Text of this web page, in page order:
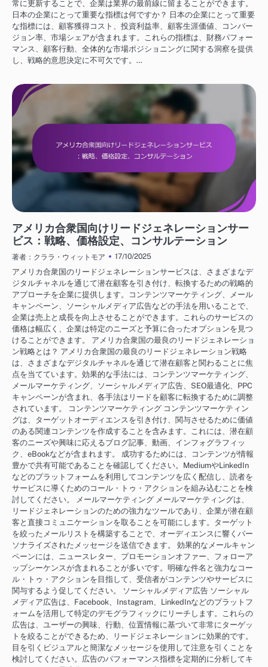
常に更新することで、企業は業界の最前線に留まることができます。
日本の企業にとって重要な指標は何ですか？ 日本の企業にとって重要
な指標には、顧客獲得コスト、投資利益率、顧客生涯価値、コンバー
ジョン率、市場シェアが含まれます。これらの指標は、財務パフォー
マンス、顧客行動、全体的な市場ポジショニングに関する洞察を提供
し、戦略的意思決定に不可欠です。…
アメリカ合衆国向けリードジェネレーションサー
ビス：戦略、価格設定、コンサルテーション
著者：クララ・ウィットモア
17/10/2025
アメリカ合衆国のリードジェネレーションサービスは、さまざまなデ
ジタルチャネルを通じて潜在顧客を引き付け、転換するための戦略的
アプローチを企業に提供します。コンテンツマーケティング、メール
キャンペーン、ソーシャルメディア広告などの手法を用いることで、
企業は売上と成長を向上させることができます。これらのサービスの
価格は幅広く、企業は特定のニーズと予算に合ったオプションを見つ
けることができます。 アメリカ合衆国の最良のリードジェネレーショ
ン戦略とは？ アメリカ合衆国の最良のリードジェネレーション戦略
は、さまざまなデジタルチャネルを通じて潜在顧客と関わることに焦
点を当てています。効果的な手法には、コンテンツマーケティング、
メールマーケティング、ソーシャルメディア広告、SEO最適化、PPC
キャンペーンが含まれ、各手法はリードを顧客に転換するために調整
されています。 コンテンツマーケティング コンテンツマーケティン
グは、ターゲットオーディエンスを引き付け、関与させるために価値
のある関連コンテンツを作成することを含みます。これには、潜在顧
客のニーズや興味に応えるブログ記事、動画、インフォグラフィッ
ク、eBookなどが含まれます。 成功するためには、コンテンツが情報
豊かで共有可能であることを確認してください。MediumやLinkedIn
などのプラットフォームを利用してコンテンツを広く配信し、読者を
サービスに導くためのコール・トゥ・アクションを組み込むことを検
討してください。 メールマーケティング メールマーケティングは、
リードジェネレーションのための強力なツールであり、企業が潜在顧
客と直接コミュニケーションを取ることを可能にします。ターゲット
を絞ったメールリストを構築することで、オーディエンスに響くパー
ソナライズされたメッセージを送信できます。 効果的なメールキャン
ペーンには、ニュースレター、プロモーションオファー、フォローア
ップシーケンスが含まれることが多いです。明確な件名と強力なコー
ル・トゥ・アクションを目指して、受信者がコンテンツやサービスに
関与するよう促してください。 ソーシャルメディア広告 ソーシャル
メディア広告は、Facebook、Instagram、LinkedInなどのプラットフ
ォームを活用して特定のデモグラフィックにリーチします。これらの
広告は、ユーザーの興味、行動、位置情報に基づいて非常にターゲッ
トを絞ることができるため、リードジェネレーションに効果的です。
目を引くビジュアルと簡潔なメッセージを使用して注意を引くことを
検討してください。広告のパフォーマンス指標を定期的に分析してキ